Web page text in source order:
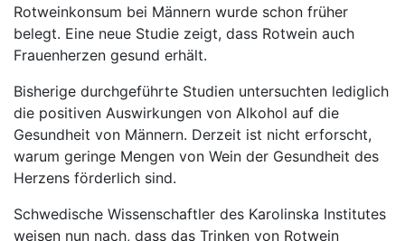
Ratgeber
Rubriken
Rotweinkonsum bei Männern wurde schon früher
belegt. Eine neue Studie zeigt, dass Rotwein auch
Frauenherzen gesund erhält.
Bisherige durchgeführte Studien untersuchten lediglich
die positiven Auswirkungen von Alkohol auf die
Gesundheit von Männern. Derzeit ist nicht erforscht,
warum geringe Mengen von Wein der Gesundheit des
Herzens förderlich sind.
Schwedische Wissenschaftler des Karolinska Institutes
weisen nun nach, dass das Trinken von Rotwein